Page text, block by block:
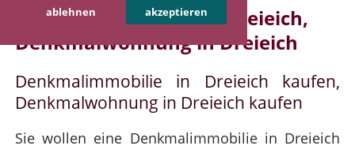
ablehnen akzeptieren
Denkmalimmobilie in Dreieich,
Denkmalwohnung in Dreieich
Denkmalimmobilie in Dreieich kaufen,
Denkmalwohnung in Dreieich kaufen
Sie wollen eine Denkmalimmobilie in Dreieich